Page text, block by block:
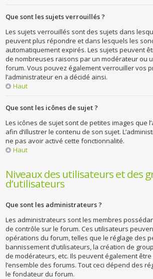
Que sont les sujets verrouillés ?
Les sujets verrouillés sont des sujets dans
peuvent plus répondre et dans lesquels les
automatiquement expirés. Les sujets peuvent
de nombreuses raisons par un modérateur ou
forum. Vous pouvez également verrouiller vos
l’administrateur en a décidé ainsi.
Haut
Que sont les icônes de sujet ?
Les icônes de sujet sont de petites images que
afin d’illustrer le contenu de son sujet.
ne pas avoir activé cette fonctionnalité.
Haut
Niveaux des utilisateurs et des
d’utilisateurs
Que sont les administrateurs ?
Les administrateurs sont les membres
de contrôle sur le forum. Ces utilisateurs
opérations du forum, telles que le réglage des
bannissement d’utilisateurs, la création de
de modérateurs, etc. Ils peuvent également
l’ensemble des forums. Tout ceci dépend des
le fondateur du forum.